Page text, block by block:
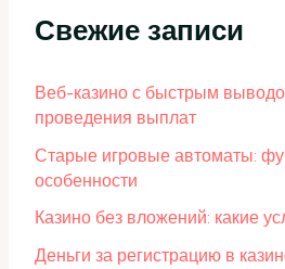
Свежие записи
Веб-казино с быстрым
проведения выплат
Старые игровые автоматы:
особенности
Казино без вложений: какие
Деньги за регистрацию в